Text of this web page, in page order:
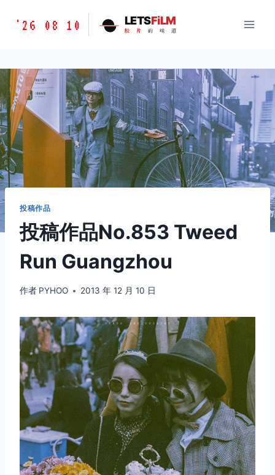
胶
味
道
LETSFILM
'26 08 10 LETSFiLM
胶 片 的 味 道
投稿作品
投稿作品No.853 Tweed
Run Guangzhou
作者 PYHOO 2013 年 12 月 10 日